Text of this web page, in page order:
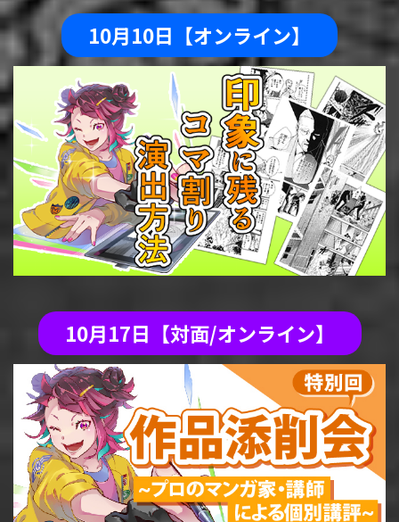
10月10日【オンライン】
10月17日【対面/オンライン】